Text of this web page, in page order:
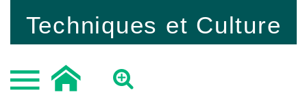
Techniques et Culture